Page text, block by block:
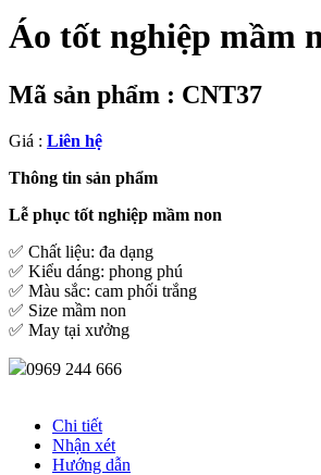
Áo tốt nghiệp mầm
Mã sản phẩm : CNT37
Giá : Liên hệ
Thông tin sản phẩm
Lễ phục tốt nghiệp mầm non
✅ Chất liệu: đa dạng
✅ Kiểu dáng: phong phú
✅ Màu sắc: cam phối trắng
✅ Size mầm non
✅ May tại xưởng
0969 244 666
Chi tiết
Nhận xét
Hướng dẫn